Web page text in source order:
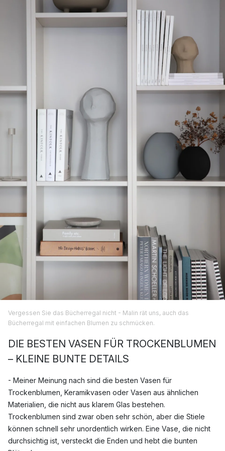
Vergessen Sie das Bücherregal nicht - Malin rät uns, auch das
Bücherregal mit einfachen Blumen zu schmücken.
DIE BESTEN VASEN FÜR TROCKENBLUMEN
– KLEINE BUNTE DETAILS
- Meiner Meinung nach sind die besten Vasen für
Trockenblumen, Keramikvasen oder Vasen aus ähnlichen
Materialien, die nicht aus klarem Glas bestehen.
Trockenblumen sind zwar oben sehr schön, aber die Stiele
können schnell sehr unordentlich wirken. Eine Vase, die nicht
durchsichtig ist, versteckt die Enden und hebt die bunten